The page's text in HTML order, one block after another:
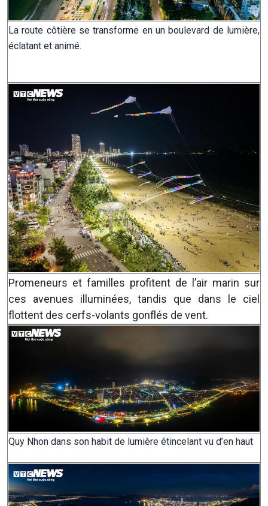
La route côtière se transforme en un boulevard de lumière,
éclatant et animé.
Promeneurs et familles profitent de l’air marin sur
ces avenues illuminées, tandis que dans le ciel
flottent des cerfs-volants gonflés de vent.
Quy Nhon dans son habit de lumière étincelant vu d’en haut